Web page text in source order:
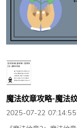
魔法纹章攻略-魔法
2025-07-22 07:14:55